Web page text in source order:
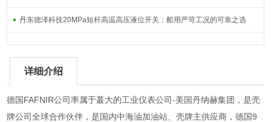
丹东德泽科技20MPa短杆高温高压液位开关：船用严苛工况的可靠之选
详细介绍
德国FAFNIR公司率属于蕞大的工业仪表公司-美国丹纳赫集团，是壳
牌公司全球合作伙伴，是国内中海油加油站、壳牌主供应商，德国9